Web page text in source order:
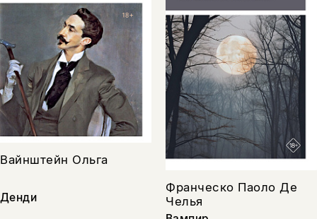
Вайнштейн Ольга
Денди
Франческо Паоло Де
Челья